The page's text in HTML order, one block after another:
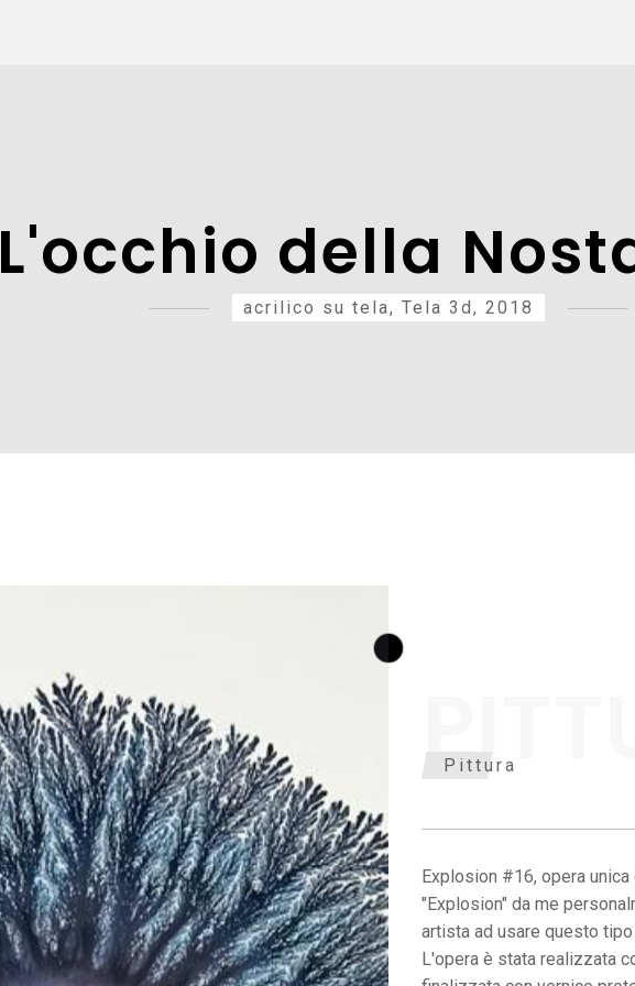
L'occhio della
acrilico su tela, Tela 3d, 2018
Pittura
Explosion #16, opera
"Explosion" da me
artista ad usare questo
L'opera è stata realizzata